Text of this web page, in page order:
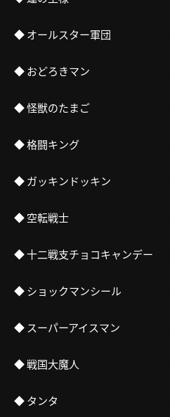
◆ オールスター軍団
◆ おどろきマン
◆ 怪獣のたまご
◆ 格闘キング
◆ ガッキンドッキン
◆ 空転戦士
◆ 十二戦支チョコキャンデー
◆ ショックマンシール
◆ スーパーアイスマン
◆ 戦国大魔人
◆ タンタ